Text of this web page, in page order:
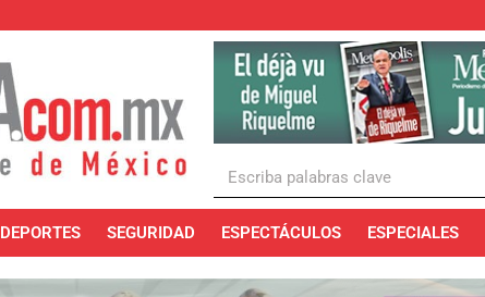
DEPORTES SEGURIDAD ESPECTÁCULOS ESPECIALES